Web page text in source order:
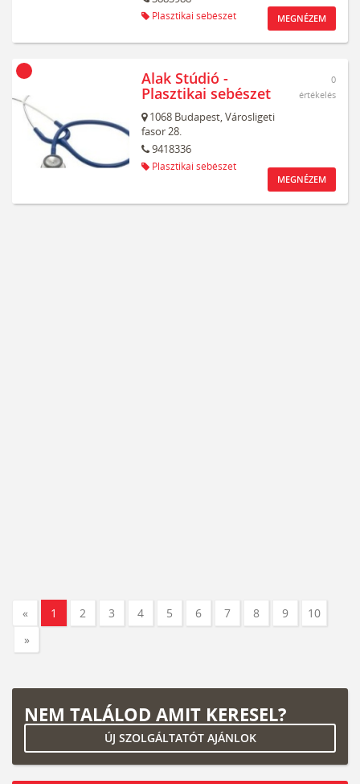
Plasztikai sebészet MEGNÉZEM
Alak Stúdió -
Plasztikai sebészet
1068 Budapest,Városligeti
fasor 28.
9418336
Plasztikai sebészet
0
értékelés
MEGNÉZEM
« 1 2 3 4 5 6 7 8 9
10
»
NEM TALÁLOD AMIT KERESEL?
ÚJ SZOLGÁLTATÓT AJÁNLOK